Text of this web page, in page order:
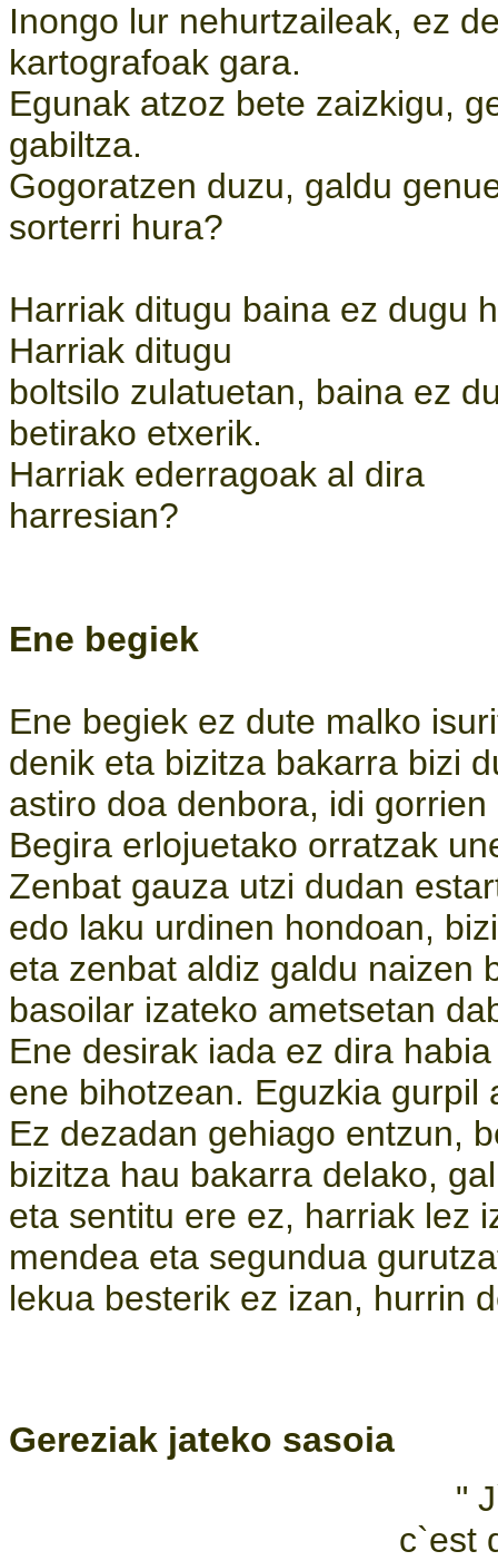
Inongo lur nehurtzaileak, ez
kartografoak gara.
Egunak atzoz bete zaizkigu,
gabiltza.
Gogoratzen duzu, galdu
sorterri hura?
Harriak ditugu baina ez dugu
Harriak ditugu
boltsilo zulatuetan, baina ez
betirako etxerik.
Harriak ederragoak al dira
harresian?
Ene begiek
Ene begiek ez dute malko
denik eta bizitza bakarra bizi
astiro doa denbora, idi
Begira erlojuetako orratzak
Zenbat gauza utzi dudan
edo laku urdinen hondoan,
eta zenbat aldiz galdu naizen
basoilar izateko ametsetan
Ene desirak iada ez dira
ene bihotzean. Eguzkia gurpil
Ez dezadan gehiago entzun,
bizitza hau bakarra delako,
eta sentitu ere ez, harriak lez
mendea eta segundua
lekua besterik ez izan, hurrin
Gereziak jateko sasoia
"
c`est